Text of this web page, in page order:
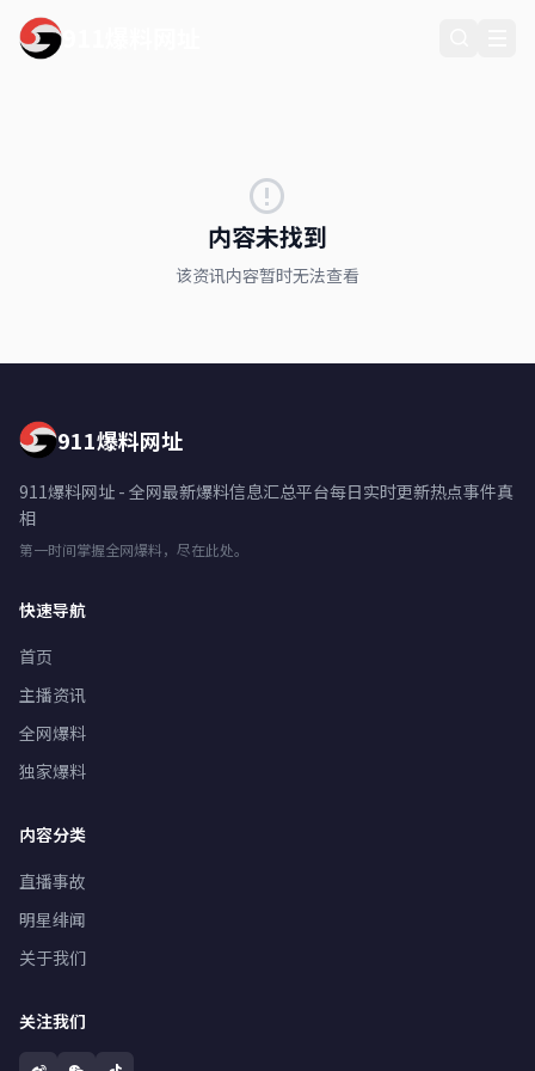
内容未找到
该资讯内容暂时无法查看
911爆料网址
911爆料网址 - 全网最新爆料信息汇总平台每日实时更新热点事件真
相
第一时间掌握全网爆料，尽在此处。
快速导航
首页
主播资讯
全网爆料
独家爆料
内容分类
直播事故
明星绯闻
关于我们
关注我们